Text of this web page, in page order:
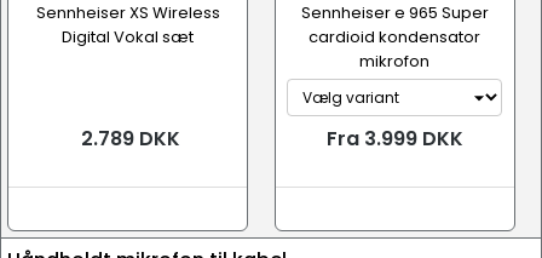
Sennheiser XS Wireless
Digital Vokal sæt
2.789 DKK
Sennheiser e 965 Super
cardioid kondensator
mikrofon
Fra 3.999 DKK